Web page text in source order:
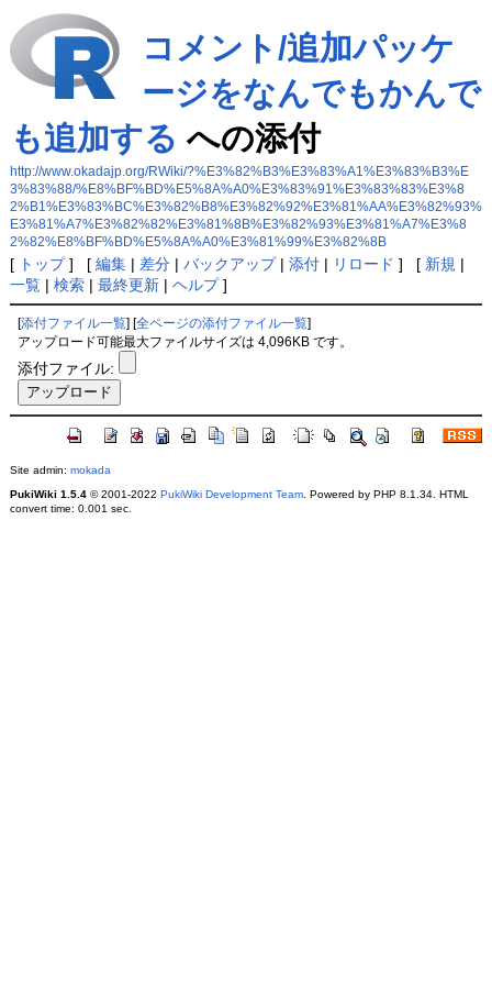
コメント/追加パッケ
ージをなんでもかんで
も追加する への添付
http://www.okadajp.org/RWiki/?%E3%82%B3%E3%83%A1%E3%83%B3%E
3%83%88/%E8%BF%BD%E5%8A%A0%E3%83%91%E3%83%83%E3%8
2%B1%E3%83%BC%E3%82%B8%E3%82%92%E3%81%AA%E3%82%93%
E3%81%A7%E3%82%82%E3%81%8B%E3%82%93%E3%81%A7%E3%8
2%82%E8%BF%BD%E5%8A%A0%E3%81%99%E3%82%8B
[ トップ] [ 編集| 差分| バックアップ| 添付| リロード ] [ 新規 |
一覧| 検索| 最終更新| ヘルプ]
[添付ファイル一覧 ] [全ページの添付ファイル一覧
アップロード可能最大ファイルサイズは 4,096KB です。
添付ファイル:
Site admin: mokada
PukiWiki 1.5.4© 2001-2022 PukiWiki Development Team. Powered by PHP 8.1.34. HTML
convert time: 0.001 sec.